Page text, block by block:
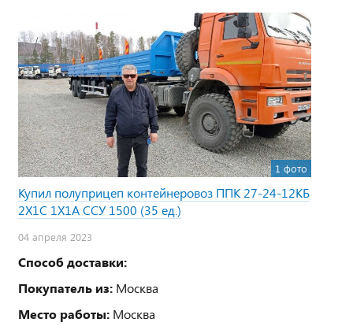
1 фото
Купил полуприцеп контейнеровоз ППК 27-24-12КБ
2Х1С 1Х1А ССУ 1500 (35 ед.)
04 апреля 2023
Способ доставки:
Покупатель из: Москва
Место работы: Москва